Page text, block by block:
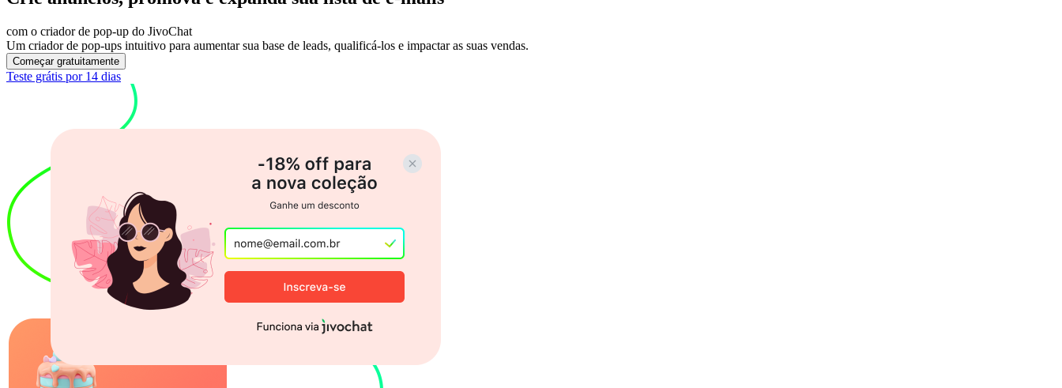
com o criador de pop-up do JivoChat
Um criador de pop-ups intuitivo para aumentar sua base de leads, qualificá-los e impactar as suas vendas.
Começar gratuitamente
Teste grátis por 14 dias